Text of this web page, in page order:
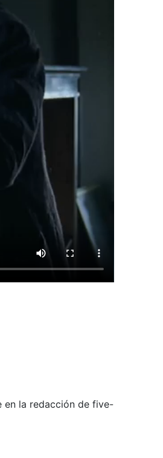
en la redacción de five-